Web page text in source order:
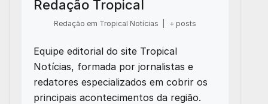
Redação Tropical
Redação em Tropical Notícias + posts
Equipe editorial do site Tropical
Notícias, formada por jornalistas e
redatores especializados em cobrir os
principais acontecimentos da região.